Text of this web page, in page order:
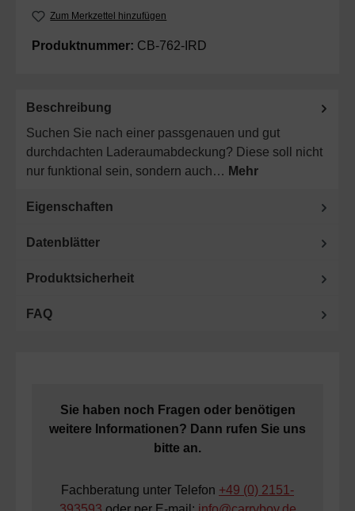
Zum Merkzettel hinzufügen
Produktnummer: CB-762-IRD
Beschreibung
Suchen Sie nach einer passgenauen und gut
durchdachten Laderaumabdeckung? Diese soll nicht
nur funktional sein, sondern auch… Mehr
Eigenschaften
Datenblätter
Produktsicherheit
FAQ
Sie haben noch Fragen oder benötigen
weitere Informationen? Dann rufen Sie uns
bitte an.
Fachberatung unter Telefon +49 (0) 2151-